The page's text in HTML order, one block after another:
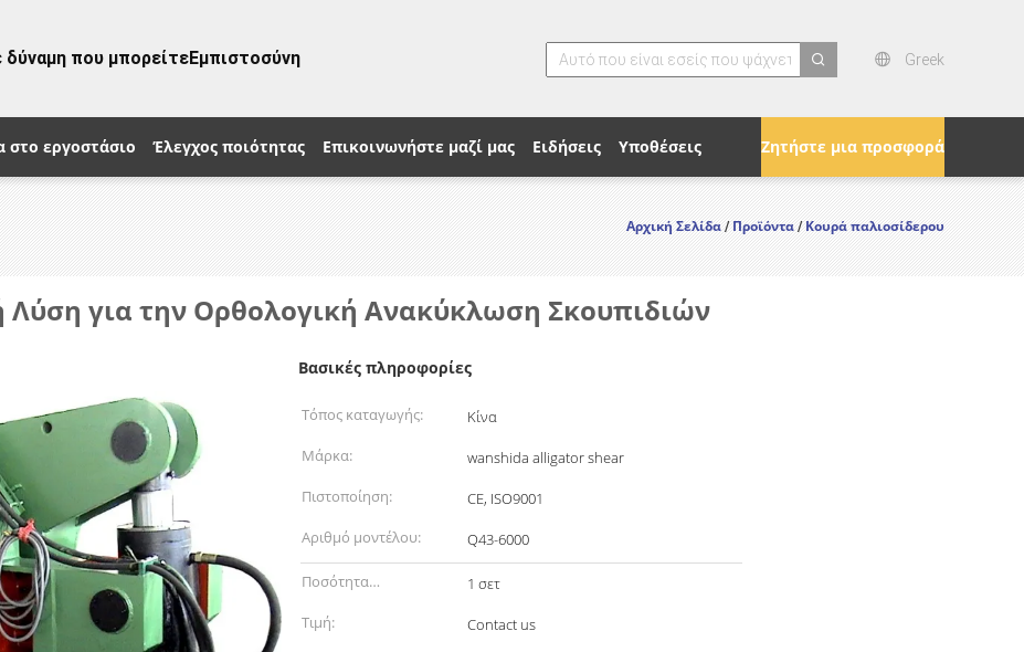
που μπορείτεΕμπιστοσύνη Greek
Ζητήστε μια προσφορά
στο εργοστάσιο Έλεγχος ποιότητας Επικοινωνήστε μαζί μας Ειδήσεις Υποθέσεις
Αρχική Σελίδα /Προϊόντα/Κουρά παλιοσίδερου
Λύση για την Ορθολογική Ανακύκλωση Σκουπιδιών
Βασικές πληροφορίες
Τόπος καταγωγής:
Κίνα
Μάρκα:
wanshida alligator shear
Πιστοποίηση:
CE, ISO9001
Αριθμό μοντέλου:
Q43-6000
Ποσότητα
παραγγελίας min:
1 σετ
Τιμή:
Contact us